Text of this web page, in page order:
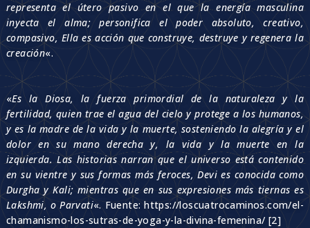
representa el útero pasivo en el que la energía masculina
inyecta el alma; personifica el poder absoluto, creativo,
compasivo, Ella es acción que construye, destruye y regenera la
creación«.
«Es la Diosa, la fuerza primordial de la naturaleza y la
fertilidad, quien trae el agua del cielo y protege a los humanos,
y es la madre de la vida y la muerte, sosteniendo la alegría y el
dolor en su mano derecha y, la vida y la muerte en la
izquierda. Las historias narran que el universo está contenido
en su vientre y sus formas más feroces, Devi es conocida como
Durgha y Kali; mientras que en sus expresiones más tiernas es
Lakshmi, o Parvati«. Fuente: https://loscuatrocaminos.com/el-
chamanismo-los-sutras-de-yoga-y-la-divina-femenina/ [2]